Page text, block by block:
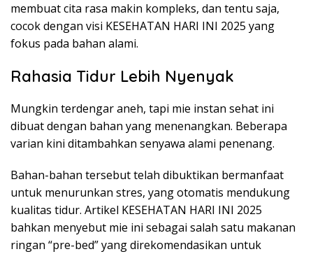
membuat cita rasa makin kompleks, dan tentu saja,
cocok dengan visi KESEHATAN HARI INI 2025 yang
fokus pada bahan alami.
Rahasia Tidur Lebih Nyenyak
Mungkin terdengar aneh, tapi mie instan sehat ini
dibuat dengan bahan yang menenangkan. Beberapa
varian kini ditambahkan senyawa alami penenang.
Bahan-bahan tersebut telah dibuktikan bermanfaat
untuk menurunkan stres, yang otomatis mendukung
kualitas tidur. Artikel KESEHATAN HARI INI 2025
bahkan menyebut mie ini sebagai salah satu makanan
ringan “pre-bed” yang direkomendasikan untuk